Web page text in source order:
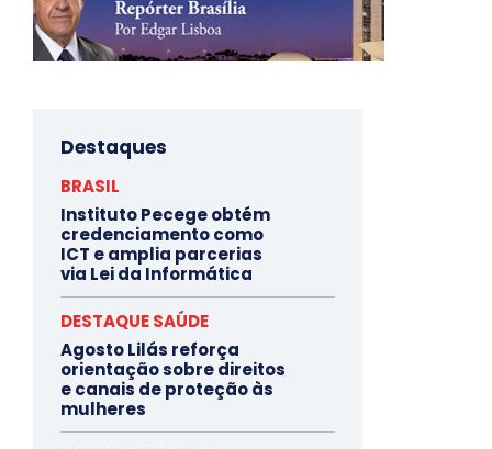
Destaques
BRASIL
Instituto Pecege obtém
credenciamento como
ICT e amplia parcerias
via Lei da Informática
DESTAQUE SAÚDE
Agosto Lilás reforça
orientação sobre direitos
e canais de proteção às
mulheres